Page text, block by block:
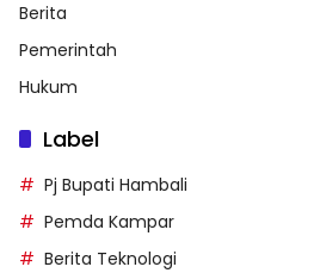
Berita
Pemerintah
Hukum
Label
Pj Bupati Hambali
Pemda Kampar
Berita Teknologi